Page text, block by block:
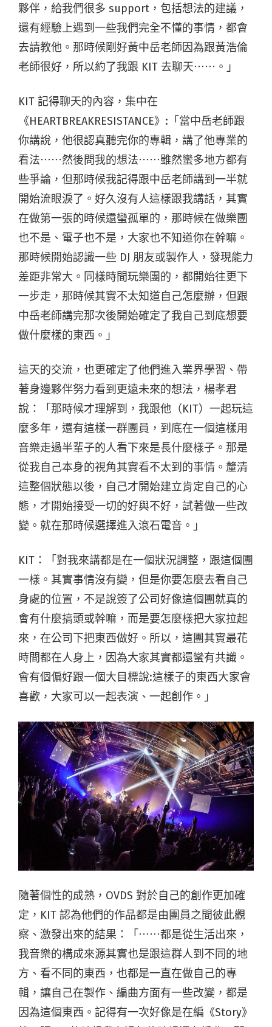
夥伴，給我們很多 support，包括想法的建議，
還有經驗上遇到一些我們完全不懂的事情，都會
去請教他。那時候剛好黃中岳老師因為跟黃浩倫
老師很好，所以約了我跟 KIT 去聊天⋯⋯。」
KIT 記得聊天的內容，集中在
《HEARTBREAKRESISTANCE》:「當中岳老師跟
你講說，他很認真聽完你的專輯，講了他專業的
看法⋯⋯然後問我的想法⋯⋯雖然蠻多地方都有
些爭論，但那時候我記得跟中岳老師講到一半就
開始流眼淚了。好久沒有人這樣跟我講話，其實
在做第一張的時候還蠻孤單的，那時候在做樂團
也不是、電子也不是，大家也不知道你在幹嘛。
那時候開始認識一些 DJ 朋友或製作人，發現能力
差距非常大。同樣時間玩樂團的，都開始往更下
一步走，那時候其實不太知道自己怎麼辦，但跟
中岳老師講完那次後開始確定了我自己到底想要
做什麼樣的東西。」
這天的交流，也更確定了他們進入業界學習、帶
著身邊夥伴努力看到更遠未來的想法，楊孝君
說：「那時候才理解到，我跟他（KIT）一起玩這
麼多年，還有這樣一群團員，到底在一個這樣用
音樂走過半輩子的人看下來是長什麼樣子。那是
從我自己本身的視角其實看不太到的事情。釐清
這整個狀態以後，自己才開始建立肯定自己的心
態，才開始接受一切的好與不好，試著做一些改
變。就在那時候選擇進入滾石電音。」
KIT：「對我來講都是在一個狀況調整，跟這個團
一樣。其實事情沒有變，但是你要怎麼去看自己
身處的位置，不是說簽了公司好像這個團就真的
會有什麼搞頭或幹嘛，而是要怎麼樣把大家拉起
來，在公司下把東西做好。所以，這團其實最花
時間都在人身上，因為大家其實都還蠻有共識。
會有個偏好跟一個大目標說:這樣子的東西大家會
喜歡，大家可以一起表演、一起創作。」
隨著個性的成熟，OVDS 對於自己的創作更加確
定，KIT 認為他們的作品都是由團員之間彼此觀
察、激發出來的結果：「⋯⋯都是從生活出來，
我音樂的構成來源其實也是跟這群人到不同的地
方、看不同的東西，也都是一直在做自己的專
輯，讓自己在製作、編曲方面有一些改變，都是
因為這個東西。記得有一次好像是在編《Story》